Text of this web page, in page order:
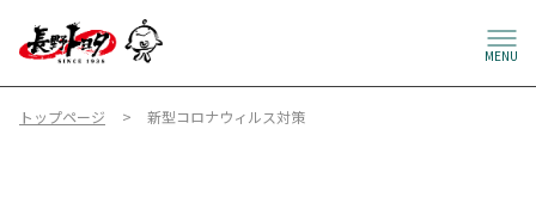
MENU
トップページ 新型コロナウィルス対策